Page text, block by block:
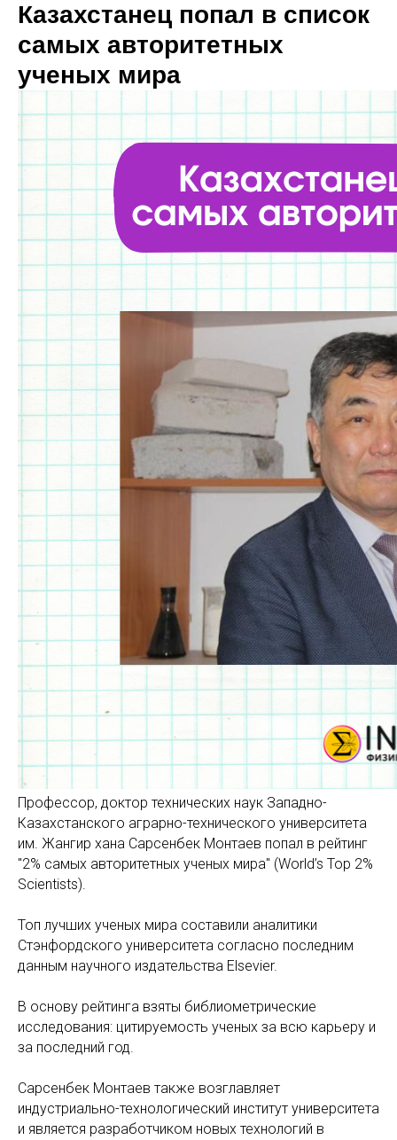
Казахстанец попал в список
самых авторитетных
ученых мира
Профессор, доктор технических наук Западно-
Казахстанского аграрно-технического университета
им. Жангир хана Сарсенбек Монтаев попал в рейтинг
"2% самых авторитетных ученых мира" (World’s Top 2%
Scientists).
Топ лучших ученых мира составили аналитики
Стэнфордского университета согласно последним
данным научного издательства Elsevier.
В основу рейтинга взяты библиометрические
исследования: цитируемость ученых за всю карьеру и
за последний год.
Сарсенбек Монтаев также возглавляет
индустриально-технологический институт университета
и является разработчиком новых технологий в